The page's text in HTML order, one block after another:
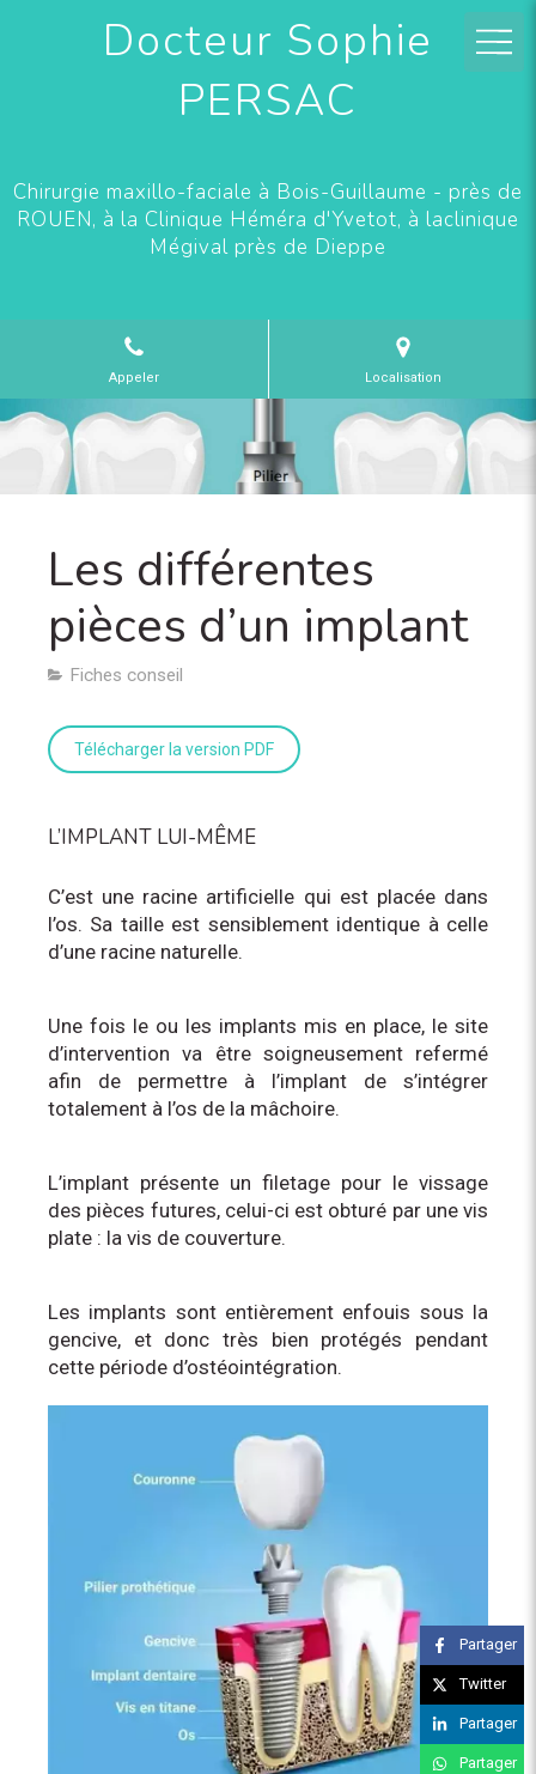
Docteur Sophie
PERSAC
Chirurgie maxillo-faciale à Bois-Guillaume - près de
ROUEN, à la Clinique Héméra d'Yvetot, à laclinique
Mégival près de Dieppe
Appeler Localisation
Les différentes
pièces d’un implant
Fiches conseil
Télécharger la version PDF
L’IMPLANT LUI-MÊME
C’est une racine artificielle qui est placée dans
l’os. Sa taille est sensiblement identique à celle
d’une racine naturelle.
Une fois le ou les implants mis en place, le site
d’intervention va être soigneusement refermé
afin de permettre à l’implant de s’intégrer
totalement à l’os de la mâchoire.
L’implant présente un filetage pour le vissage
des pièces futures, celui-ci est obturé par une vis
plate : la vis de couverture.
Les implants sont entièrement enfouis sous la
gencive, et donc très bien protégés pendant
cette période d’ostéointégration.
Partager
Twitter
Partager
Partager